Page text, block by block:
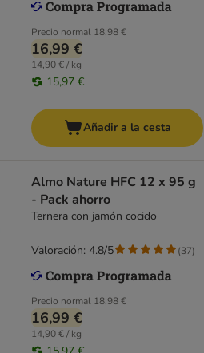
Precio normal 18,98 €
16,99 €
14,90 € / kg
15,97 €
Añadir a la cesta
Almo Nature HFC 12 x 95 g
- Pack ahorro
Ternera con jamón cocido
Precio normal 18,98 €
16,99 €
14,90 € / kg
Valoración: 4.8/5 (37)